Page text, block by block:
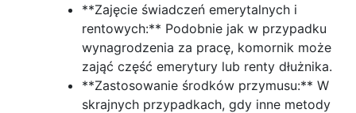
**Zajęcie świadczeń emerytalnych i
rentowych:** Podobnie jak w przypadku
wynagrodzenia za pracę, komornik może
zająć część emerytury lub renty dłużnika.
**Zastosowanie środków przymusu:** W
skrajnych przypadkach, gdy inne metody